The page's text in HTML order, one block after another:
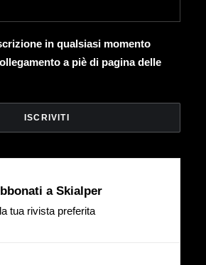
in qualsiasi momento
a piè di pagina delle
a Skialper
la tua rivista preferita